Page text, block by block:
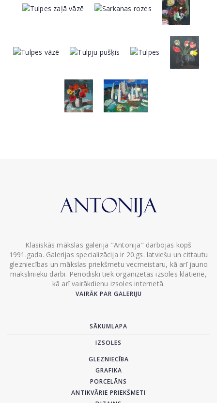
Klasiskās mākslas galerija "Antonija" darbojas kopš
1991.gada. Galerijas specializācija ir 20.gs. latviešu un cittautu
glezniecības un mākslas priekšmetu vecmeistaru, kā arī jauno
mākslinieku darbi. Periodiski tiek organizētas izsoles klātienē,
kā arī vairākdienu izsoles internetā.
VAIRĀK PAR GALERIJU
SĀKUMLAPA
IZSOLES
GLEZNIECĪBA
GRAFIKA
PORCELĀNS
ANTIKVĀRIE PRIEKŠMETI